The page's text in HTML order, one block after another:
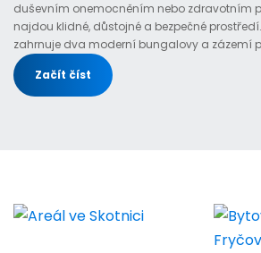
duševním onemocněním nebo zdravotním
najdou klidné, důstojné a bezpečné
zahrnuje dva moderní bungalovy a zázemí
Začít číst